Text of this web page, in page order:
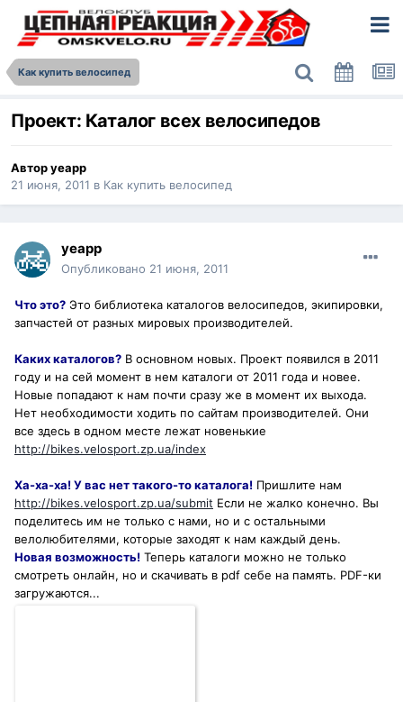
Как купить велосипед
Проект: Каталог всех велосипедов
Авторyeapp
21 июня, 2011 в Как купить велосипед
yeapp
Опубликовано 21 июня, 2011
Что это? Это библиотека каталогов велосипедов, экипировки,
запчастей от разных мировых производителей.
Каких каталогов? В основном новых. Проект появился в 2011
году и на сей момент в нем каталоги от 2011 года и новее.
Новые попадают к нам почти сразу же в момент их выхода.
Нет необходимости ходить по сайтам производителей. Они
все здесь в одном месте лежат новенькие
http://bikes.velosport.zp.ua/index
Ха-ха-ха! У вас нет такого-то каталога! Пришлите нам
http://bikes.velosport.zp.ua/submit Если не жалко конечно. Вы
поделитесь им не только с нами, но и с остальными
велолюбителями, которые заходят к нам каждый день.
Новая возможность! Теперь каталоги можно не только
смотреть онлайн, но и скачивать в pdf себе на память. PDF-ки
загружаются...